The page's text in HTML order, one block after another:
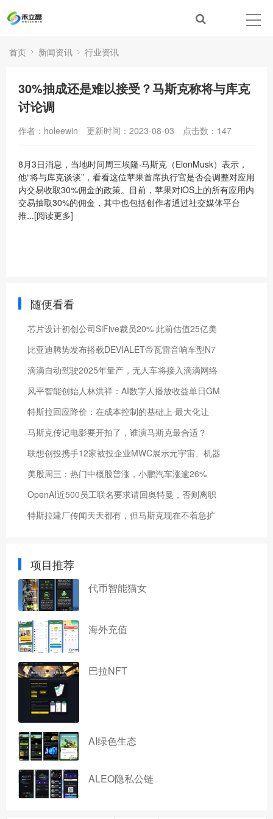
首页 新闻资讯 行业资讯
30%抽成还是难以接受？马斯克称将与库克
讨论调
作者：holeewin 更新时间：2023-08-03 点击数： 147
8月3日消息，当地时间周三埃隆·马斯克（ElonMusk）表示，
他“将与库克谈谈”，看看这位苹果首席执行官是否会调整对应用
内交易收取30%佣金的政策。目前，苹果对iOS上的所有应用内
交易抽取30%的佣金，其中也包括创作者通过社交媒体平台
推...[阅读更多]
随便看看
芯片设计初创公司SiFive裁员20% 此前估值25亿美
比亚迪腾势发布搭载DEVIALET帝瓦雷音响车型N7
滴滴自动驾驶2025年量产，无人车将接入滴滴网络
风平智能创始人林洪祥：AI数字人播放收益单日GM
特斯拉回应降价：在成本控制的基础上 最大化让
马斯克传记电影要开拍了，谁演马斯克最合适？
联想创投携手12家被投企业MWC展示元宇宙、机器
美股周三：热门中概股普涨，小鹏汽车涨逾26%
OpenAI近500员工联名要求请回奥特曼，否则离职
特斯拉建厂传闻天天都有，但马斯克现在不着急扩
项目推荐
代币智能猫女
海外充值
巴拉NFT
AI绿色生态
ALEO隐私公链